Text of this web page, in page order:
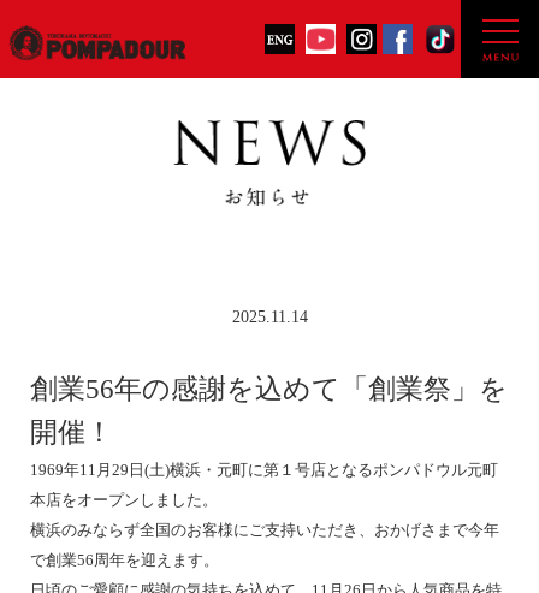
2025.11.14
創業56年の感謝を込めて「創業祭」を
開催！
1969年11月29日(土)横浜・元町に第１号店となるポンパドウル元町
本店をオープンしました。
横浜のみならず全国のお客様にご支持いただき、おかげさまで今年
で創業56周年を迎えます。